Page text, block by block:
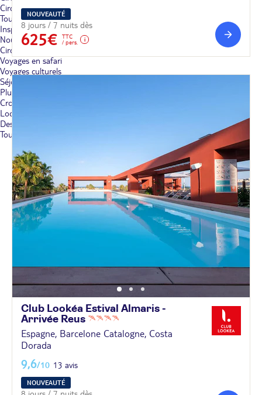
Circuits Egypte
Toutes nos destinations
Inspirations
Nouveautés circuits
Circuits avec extension
Voyages en safari
Voyages culturels
Séjours insolites
Plus d'inspirations
Croisières
Locations & Campings
Destinations
Toutes nos destinations
Afrique
NOUVEAUTÉ
8 jours / 7 nuits dès
625€
TTC
/ pers.
Club Lookéa Estival Almaris -
Arrivée Reus
Espagne, Barcelone Catalogne, Costa
Dorada
9,6/10 13 avis
NOUVEAUTÉ